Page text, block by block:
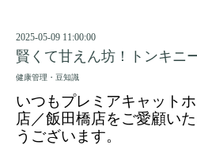
2025-05-09 11:00:00
賢くて甘えん坊！トンキニ
健康管理・豆知識
いつもプレミアキャット
店／飯田橋店をご愛顧い
うございます。